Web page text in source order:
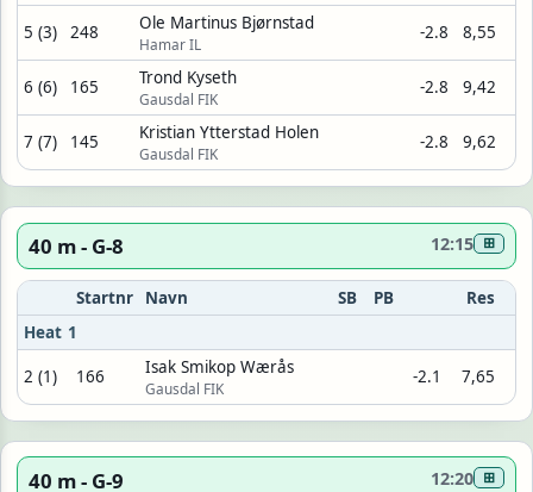
5 (3) 248 Ole Martinus Bjørnstad
Hamar IL
-2.8 8,55
6 (6) 165 Trond Kyseth
Gausdal FIK
-2.8 9,42
7 (7) 145 Kristian Ytterstad Holen
Gausdal FIK
-2.8 9,62
40 m - G-8 12:15 ⊞
Startnr Navn SB PB
Res
Heat 1
2 (1) 166 Isak Smikop Wærås
Gausdal FIK
-2.1 7,65
40 m - G-9 12:20 ⊞